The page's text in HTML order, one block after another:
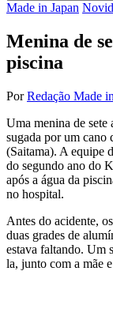
Made in Japan
Menina de
piscina
PorRedação Made
Uma menina de sete
sugada por um
(Saitama). A equipe
do segundo ano do
após a água da
no hospital.
Antes do acidente,
duas grades de
estava faltando. Um
la, junto com a mãe